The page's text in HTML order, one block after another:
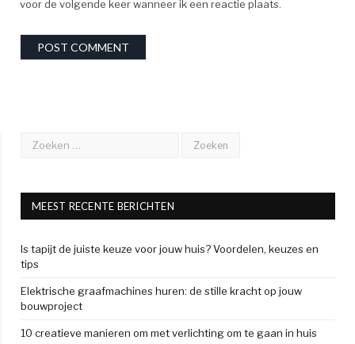
voor de volgende keer wanneer ik een reactie plaats.
MEEST RECENTE BERICHTEN
Is tapijt de juiste keuze voor jouw huis? Voordelen, keuzes en
tips
Elektrische graafmachines huren: de stille kracht op jouw
bouwproject
10 creatieve manieren om met verlichting om te gaan in huis